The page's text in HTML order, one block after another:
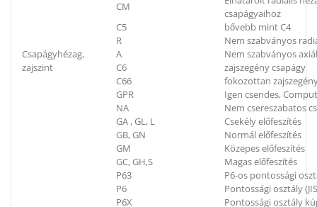
Csapágyhézag,
zajszint
CM
csapágyaihoz
C5
bővebb mint C4
R
Nem szabványos
A
Nem szabványos
C6
zajszegény csapágy
C66
fokozottan
GPR
Igen csendes,
NA
Nem csereszabatos
GA , GL, L
Csekély előfeszítés
GB, GN
Normál előfeszítés
GM
Közepes előfeszítés
GC, GH,S
Magas előfeszítés
P63
P6-os pontossági
P6
Pontossági osztály
P6X
Pontossági osztály